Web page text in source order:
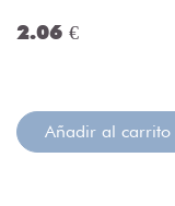
2.06 €
Añadir al carrito